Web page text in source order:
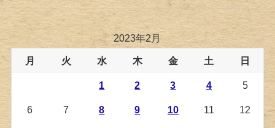
2023年2月
月 火 水 木 金 土 日
1 2 3 4 5
6 7 8 9 10 11 12